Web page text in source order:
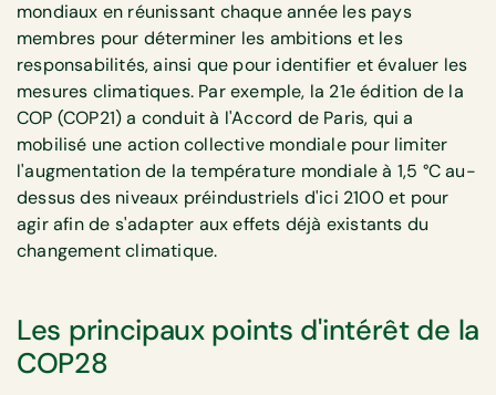
mondiaux en réunissant chaque année les pays
membres pour déterminer les ambitions et les
responsabilités, ainsi que pour identifier et évaluer les
mesures climatiques. Par exemple, la 21e édition de la
COP (COP21) a conduit à l'Accord de Paris, qui a
mobilisé une action collective mondiale pour limiter
l'augmentation de la température mondiale à 1,5 °C au-
dessus des niveaux préindustriels d'ici 2100 et pour
agir afin de s'adapter aux effets déjà existants du
changement climatique.
Les principaux points d'intérêt de la
COP28